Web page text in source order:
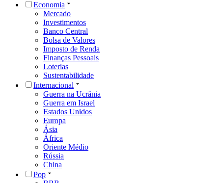
Economia
Mercado
Investimentos
Banco Central
Bolsa de Valores
Imposto de Renda
Finanças Pessoais
Loterias
Sustentabilidade
Internacional
Guerra na Ucrânia
Guerra em Israel
Estados Unidos
Europa
Ásia
África
Oriente Médio
Rússia
China
Pop